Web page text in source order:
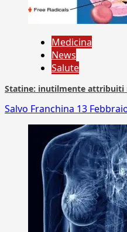
Medicina
News
Salute
Statine: inutilmente
Salvo Franchina 13